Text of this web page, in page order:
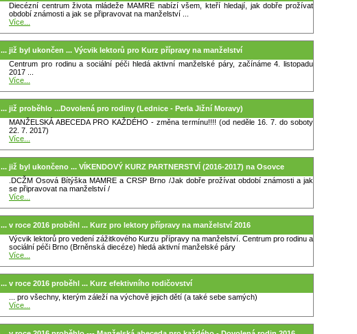
Diecézní centrum života mládeže MAMRE nabízí všem, kteří hledají, jak dobře prožívat
období známosti a jak se připravovat na manželství ...
Více...
... již byl ukončen ... Výcvik lektorů pro Kurz přípravy na manželství
Centrum pro rodinu a sociální péči hledá aktivní manželské páry, začínáme 4. listopadu
2017 ...
Více...
... již proběhlo ...Dovolená pro rodiny (Lednice - Perla Jižní Moravy)
MANŽELSKÁ ABECEDA PRO KAŽDÉHO - změna termínu!!!! (od neděle 16. 7. do soboty
22. 7. 2017)
Více...
... již byl ukončeno ... VÍKENDOVÝ KURZ PARTNERSTVÍ (2016-2017) na Osovce
.DCŽM Osová Bítýška MAMRE a CRSP Brno /Jak dobře prožívat období známosti a jak
se připravovat na manželství /
Více...
... v roce 2016 proběhl ... Kurz pro lektory přípravy na manželství 2016
Výcvik lektorů pro vedení zážitkového Kurzu přípravy na manželství. Centrum pro rodinu a
sociální péči Brno (Brněnská diecéze) hledá aktivní manželské páry
Více...
... v roce 2016 proběhl ... Kurz efektivního rodičovství
... pro všechny, kterým záleží na výchově jejich dětí (a také sebe samých)
Více...